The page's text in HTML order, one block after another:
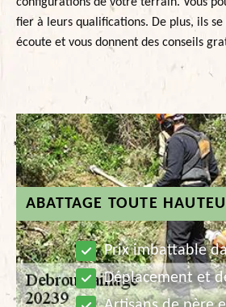
ABATTAGE TOUTE
Prix imbattable
Déplacement et
fier à leurs qualifications. De plus, ils
écoute et vous donnent des conseils